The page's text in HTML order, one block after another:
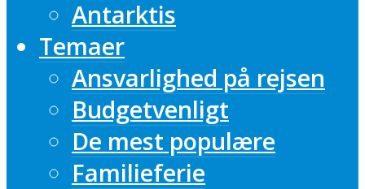
Antarktis
Temaer
Ansvarlighed på rejsen
Budgetvenligt
De mest populære
Familieferie